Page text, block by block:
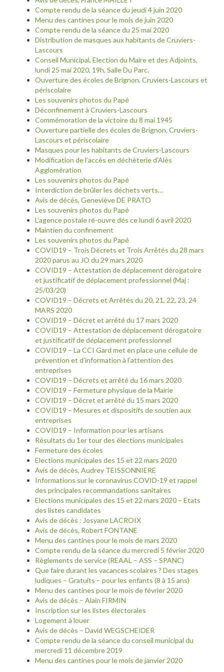
Compte rendu de la séance du jeudi 4 juin 2020
Menu des cantines pour le mois de juin 2020
Compte rendu de la séance du 25 mai 2020
Distribution de masques aux habitants de Cruviers-
Lascours
Conseil Municipal, Election du Maire et des Adjoints,
lundi 25 mai 2020, 19h, Salle Du Parc.
Ouverture des écoles de Brignon, Cruviers-Lascours et
périscolaire
Les souvenirs photos du Papé
Déconfinement à Cruviers-Lascours
Commémoration de la victoire du 8 mai 1945
Ouverture partielle des écoles de Brignon, Cruviers-
Lascours et périscolaire
Masques pour les habitants de Cruviers-Lascours
Modification de l’accès en déchèterie d’Alès
Agglomération
Les souvenirs photos du Papé
Interdiction de brûler les déchets verts…
Avis de décès, Geneviève DE PRATO
Les souvenirs photos du Papé
L’agence postale ré-ouvre dés ce lundi 6 avril 2020
Maintien du confinement
Les souvenirs photos du Papé
COVID19 – Trois Décrets et Trois Arrêtés du 28 mars
2020 parus au JO du 29 mars 2020
COVID19 – Attestation de déplacement dérogatoire
et justificatif de déplacement professionnel (Maj :
25/03/20)
COVID19 – Décrets et Arrêtés du 20, 21, 22, 23, 24
MARS 2020
COVID19 – Décret et arrêté du 17 mars 2020
COVID19 – Attestation de déplacement dérogatoire
et justificatif de déplacement professionnel
COVID19 – La CCI Gard met en place une cellule de
prévention et d’information à l’attention des
entreprises
COVID19 – Décrets et arrêté du 16 mars 2020
COVID19 – Fermeture physique de la Mairie
COVID19 – Décret et arrêté du 15 mars 2020
COVID19 – Mesures et dispositifs de soutien aux
entreprises
COVID19 – Information pour les artisans
Résultats du 1er tour des élections municipales
Fermeture des écoles
Elections municipales des 15 et 22 mars 2020
Avis de décès, Audrey TEISSONNIERE
Informations sur le coronavirus COVID-19 et rappel
des principales recommandations sanitaires
Elections municipales des 15 et 22 mars 2020 – Etats
des listes candidates
Avis de décès : Josyane LACROIX
Avis de décès, Robert FONTANE
Menu des cantines pour le mois de mars 2020
Compte rendu de la séance du mercredi 5 février 2020
Règlements de service (REAAL – ASS – SPANC)
Que faire durant les vacances scolaires ? Des stages
ludiques – Gratuits – pour les enfants (8 à 15 ans)
Menu des cantines pour le mois de février 2020
Avis de décès – Alain FIRMIN
Inscription sur les listes électorales
Logement à louer
Avis de décès – David WEGSCHEIDER
Compte rendu de la séance du conseil municipal du
mercredi 11 décembre 2019
Menu des cantines pour le mois de janvier 2020